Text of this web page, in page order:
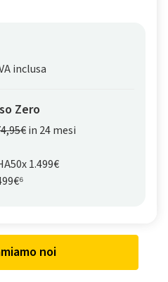
inclusa
Zero
in 24 mesi
1.499€
noi